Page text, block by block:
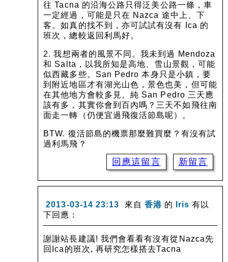
往 Tacna 的沿海公路只得泛美公路一條，車
一定經過，可能是只在 Nazca 途中上、下
客。如真的找不到，亦可試試有沒有 Ica 的
班次，總較返回利馬好。
2. 我想兩者的風景不同。我未到過 Mendoza
和 Salta，以我所知是高地、雪山景觀，可能
似西藏多些。San Pedro 本身只是小鎮，要
到附近地區才有湖光山色，景色也美，但可能
在其他地方會較多見。純 San Pedro 三天應
該有多，其實你會到百內嗎？三天不如飛往南
面走一轉（仍便宜過飛復活節島呢）。
BTW. 復活節島的機票那麼難買麼？有沒有試
過利馬飛？
回應這留言 新留言
2013-03-14 23:13 來自 香港 的 Iris 有以
下回應：
謝謝站長建議! 我們會看看有沒有從Nazca先
回Ica的班次, 再研究怎樣搭去Tacna